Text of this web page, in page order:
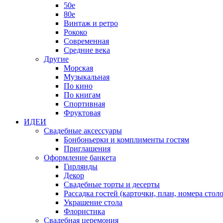
50е
80е
Винтаж и ретро
Рококо
Современная
Средние века
Другие
Морская
Музыкальная
По кино
По книгам
Спортивная
Фруктовая
ИДЕИ
Свадебные аксессуары
Бонбоньерки и комплименты гостям
Приглашения
Оформление банкета
Гирлянды
Декор
Свадебные торты и десерты
Рассадка гостей (карточки, план, номера
Украшение стола
Флористика
Свадебная церемония